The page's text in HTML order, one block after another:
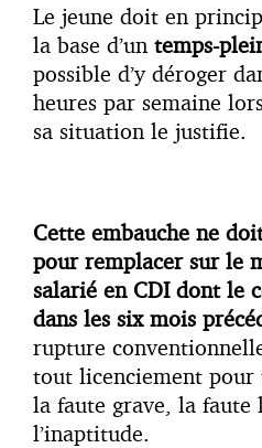
Le jeune doit en
la base d’un temps-
possible d’y déroger
heures par semaine
sa situation le justifie.
Cette embauche ne
pour remplacer sur le
salarié en CDI dont le
dans les six mois
rupture
tout licenciement
la faute grave, la faute
l’inaptitude.